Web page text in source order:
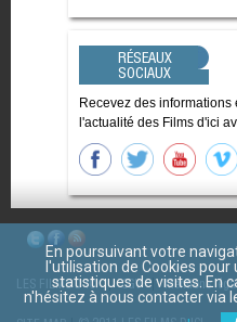
RÉSEAUX
SOCIAUX
Recevez des
l'actualité des Films d'ici
LES FILMS D'ICI CGV Mentions
En poursuivant votre
l'utilisation de Cookies
statistiques de visites. En
n'hésitez à nous contacter via